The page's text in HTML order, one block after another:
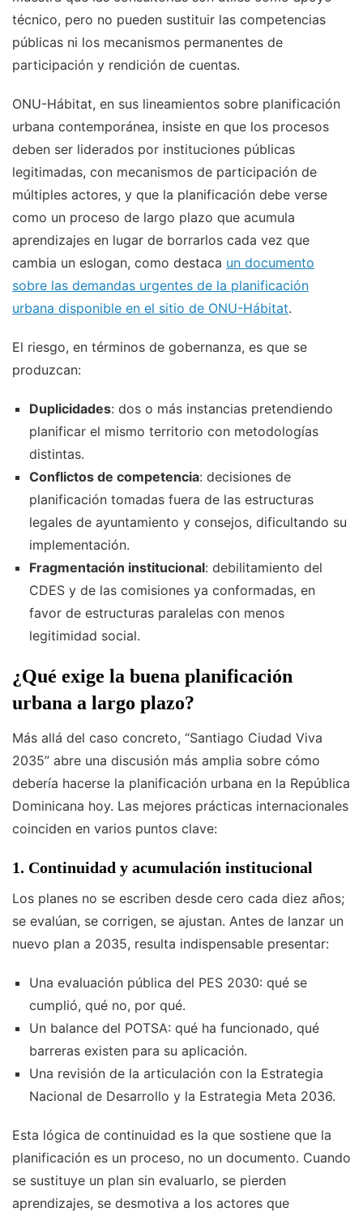
técnico, pero no pueden sustituir las competencias
públicas ni los mecanismos permanentes de
participación y rendición de cuentas.
ONU-Hábitat, en sus lineamientos sobre planificación
urbana contemporánea, insiste en que los procesos
deben ser liderados por instituciones públicas
legitimadas, con mecanismos de participación de
múltiples actores, y que la planificación debe verse
como un proceso de largo plazo que acumula
aprendizajes en lugar de borrarlos cada vez que
cambia un eslogan, como destaca un documento
sobre las demandas urgentes de la planificación
urbana disponible en el sitio de ONU-Hábitat.
El riesgo, en términos de gobernanza, es que se
produzcan:
Duplicidades: dos o más instancias pretendiendo
planificar el mismo territorio con metodologías
distintas.
Conflictos de competencia: decisiones de
planificación tomadas fuera de las estructuras
legales de ayuntamiento y consejos, dificultando su
implementación.
Fragmentación institucional: debilitamiento del
CDES y de las comisiones ya conformadas, en
favor de estructuras paralelas con menos
legitimidad social.
¿Qué exige la buena planificación
urbana a largo plazo?
Más allá del caso concreto, “Santiago Ciudad Viva
2035” abre una discusión más amplia sobre cómo
debería hacerse la planificación urbana en la República
Dominicana hoy. Las mejores prácticas internacionales
coinciden en varios puntos clave:
1. Continuidad y acumulación institucional
Los planes no se escriben desde cero cada diez años;
se evalúan, se corrigen, se ajustan. Antes de lanzar un
nuevo plan a 2035, resulta indispensable presentar:
Una evaluación pública del PES 2030: qué se
cumplió, qué no, por qué.
Un balance del POTSA: qué ha funcionado, qué
barreras existen para su aplicación.
Una revisión de la articulación con la Estrategia
Nacional de Desarrollo y la Estrategia Meta 2036.
Esta lógica de continuidad es la que sostiene que la
planificación es un proceso, no un documento. Cuando
se sustituye un plan sin evaluarlo, se pierden
aprendizajes, se desmotiva a los actores que